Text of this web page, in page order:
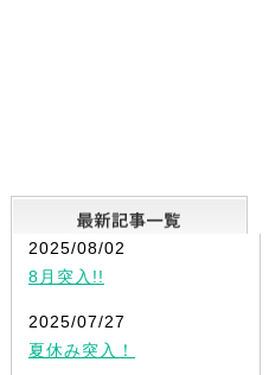
2025/08/02
8月突入!!
2025/07/27
夏休み突入！